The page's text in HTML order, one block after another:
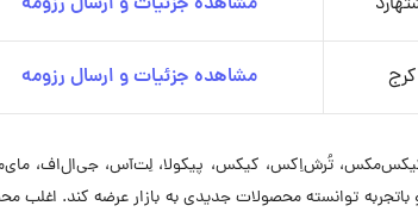
کرج مشاهده جزئیات و ارسال رزومه
کیکس‌مکس، تُرش‌اِکس، کیکس، پیکولا، لِت‌آس، جی‌ال‌اف،
توانسته محصولات جدیدی به بازار عرضه کند. اغلب